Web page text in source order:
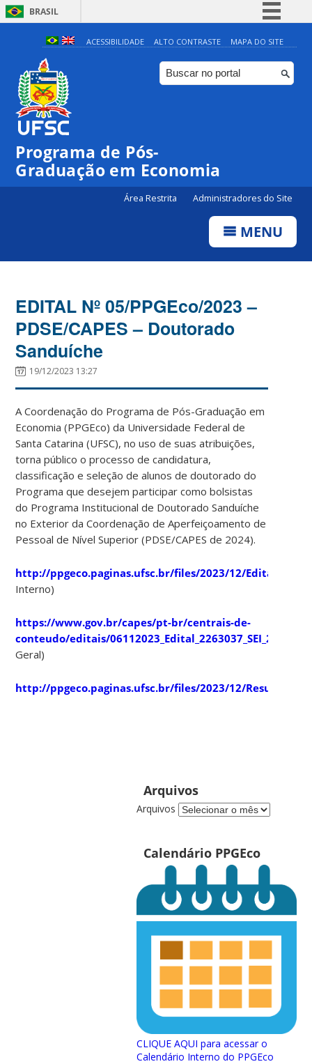
BRASIL
Simplifique!
Comunica BR
Participe
ACESSIBILIDADE ALTO CONTRASTE MAPA DO SITE
Programa de Pós-
Graduação em Economia
Área Restrita Administradores do Site
MENU
EDITAL Nº 05/PPGEco/2023 –
PDSE/CAPES – Doutorado
Sanduíche
19/12/2023 13:27
A Coordenação do Programa de Pós-Graduação em
Economia (PPGEco) da Universidade Federal de
Santa Catarina (UFSC), no uso de suas atribuições,
torna público o processo de candidatura,
classificação e seleção de alunos de doutorado do
Programa que desejem participar como bolsistas
do Programa Institucional de Doutorado Sanduíche
no Exterior da Coordenação de Aperfeiçoamento de
Pessoal de Nível Superior (PDSE/CAPES de 2024).
http://ppgeco.paginas.ufsc.br/files/2023/12/
Interno)
https://www.gov.br/capes/pt-br/centrais-de-
conteudo/editais/
Geral)
http://ppgeco.paginas.ufsc.br/files/2023/12/
Arquivos
Arquivos
Calendário PPGEco
CLIQUE AQUI para acessar o
Calendário Interno do PPGEco